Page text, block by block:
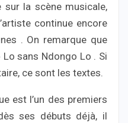
la scène musicale,
continue encore
. On remarque que
sans Ndongo Lo . Si
ce sont les textes.
est l’un des premiers
ses débuts déjà, il